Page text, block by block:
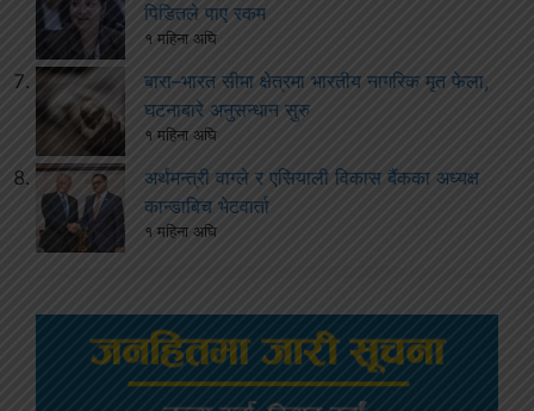
पिडितले पाए रकम
१ महिना अघि
बारा–भारत सीमा क्षेत्रमा भारतीय नागरिक मृत फेला,
घटनाबारे अनुसन्धान सुरु
१ महिना अघि
अर्थमन्त्री वाग्ले र एसियाली विकास बैंकका अध्यक्ष
कान्डाबिच भेटवार्ता
१ महिना अघि